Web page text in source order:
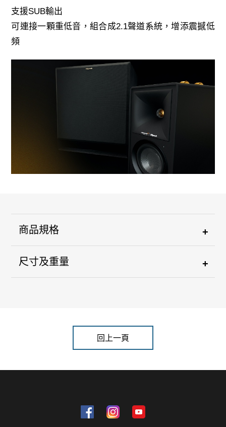
支援SUB輸出
可連接一顆重低音，組合成2.1聲道系統，增添震撼低
頻
+
商品規格
+
尺寸及重量
回上一頁